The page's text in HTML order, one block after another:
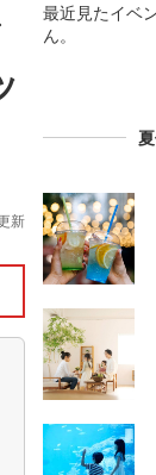
新
最近見たイベ
ん。